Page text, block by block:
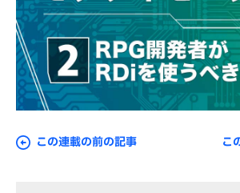
この連載の前の記事 こ